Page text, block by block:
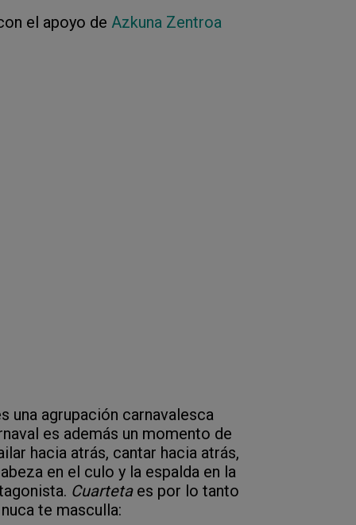
el apoyo de Azkuna Zentroa
una agrupación carnavalesca
es además un momento de
hacia atrás, cantar hacia atrás,
en el culo y la espalda en la
Cuarteta es por lo tanto
te masculla: